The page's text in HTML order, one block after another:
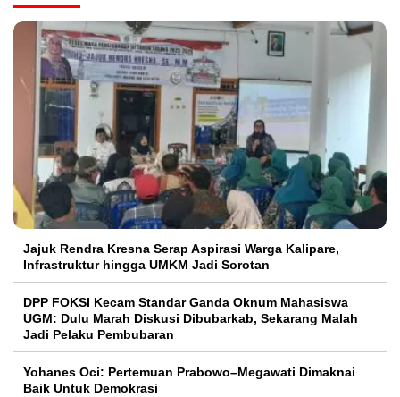
Jajuk Rendra Kresna Serap Aspirasi Warga Kalipare,
Infrastruktur hingga UMKM Jadi Sorotan
DPP FOKSI Kecam Standar Ganda Oknum Mahasiswa
UGM: Dulu Marah Diskusi Dibubarkab, Sekarang Malah
Jadi Pelaku Pembubaran
Yohanes Oci: Pertemuan Prabowo–Megawati Dimaknai
Baik Untuk Demokrasi